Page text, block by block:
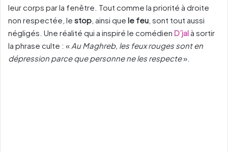
leur corps par la fenêtre. Tout comme la priorité à droite
non respectée, le stop , ainsi que le feu , sont tout aussi
négligés. Une réalité qui a inspiré le comédien D’jalà sortir
la phrase culte : « Au Maghreb, les feux rouges sont en
dépression parce que personne ne les respecte».